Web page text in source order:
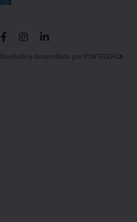
Diseñado y desarrollado por PONTECERCA